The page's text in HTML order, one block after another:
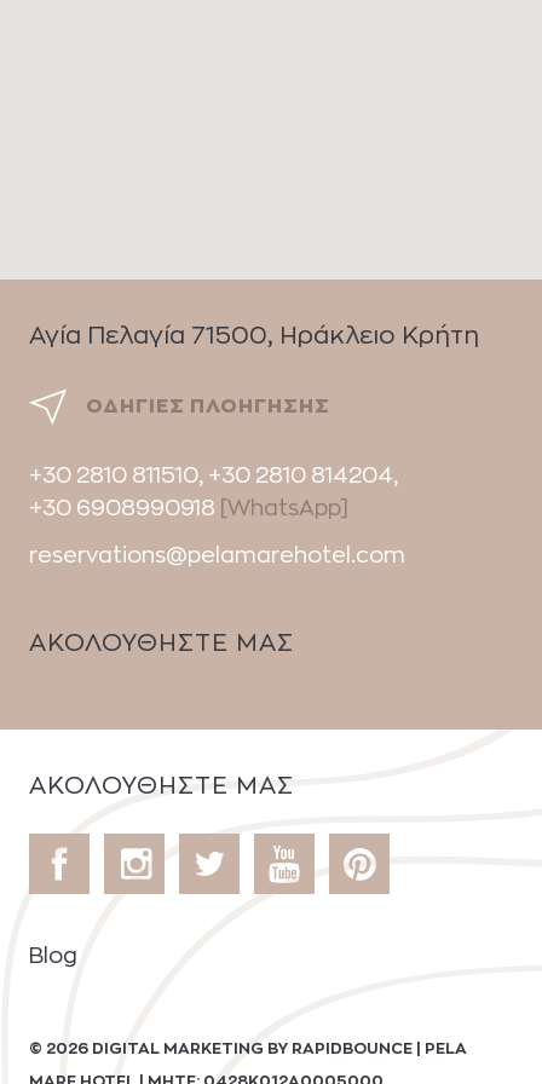
Αγία Πελαγία 71500, Ηράκλειο Κρήτη
ΟΔΗΓΊΕΣ ΠΛΟΉΓΗΣΗΣ
+30 2810 811510, +30 2810 814204,
+30 6908990918
[WhatsApp]
reservations@pelamarehotel.com
ΑΚΟΛΟΥΘΗΣΤΕ ΜΑΣ
ΑΚΟΛΟΥΘΗΣΤΕ ΜΑΣ
Blog
© 2026 DIGITAL MARKETING BY RAPIDBOUNCE | PELA